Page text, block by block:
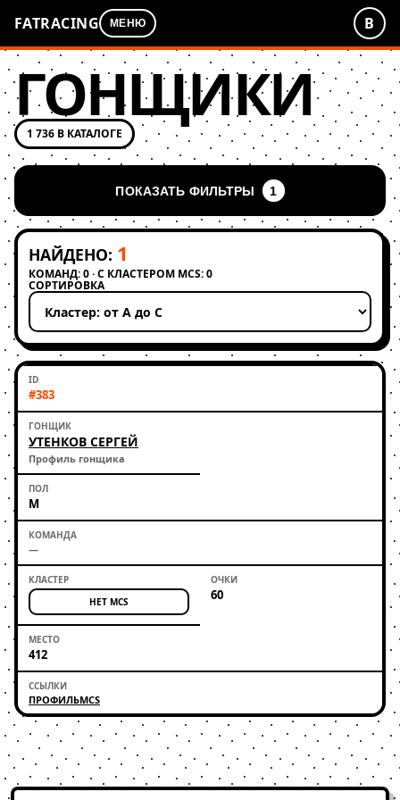
FATRACING МЕНЮ В
ГОНЩИКИ
1 736 В КАТАЛОГЕ
ПОКАЗАТЬ ФИЛЬТРЫ 1
НАЙДЕНО: 1
КОМАНД: 0 · С КЛАСТЕРОМ MCS: 0
СОРТИРОВКА
Применить сортировку
#383
УТЕНКОВ СЕРГЕЙ
Профиль гонщика
М
—
НЕТ MCS 60
412
ПРОФИЛЬMCS